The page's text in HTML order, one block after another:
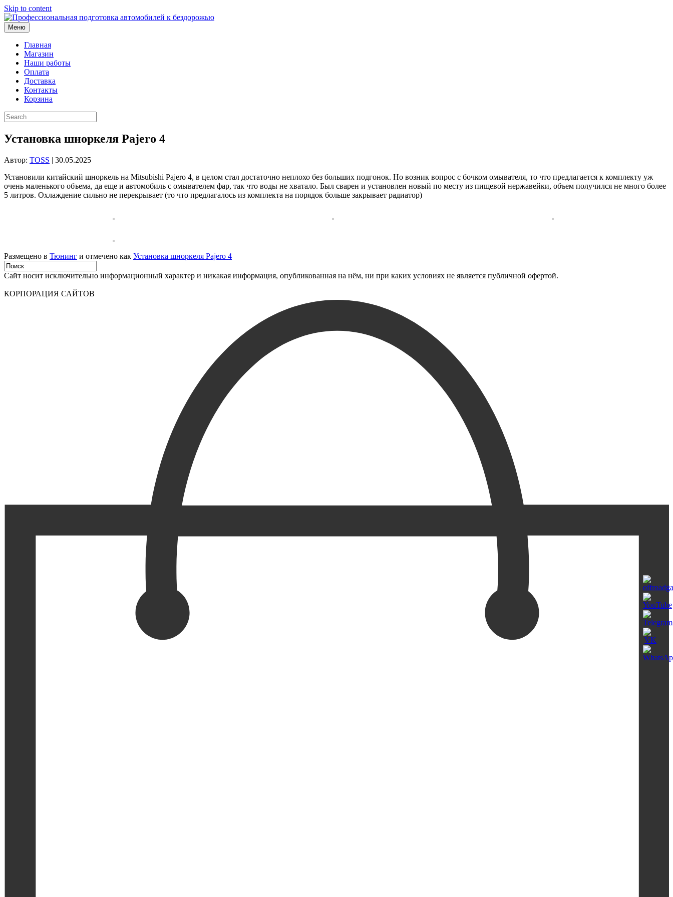
Skip to content
Меню
Главная
Магазин
Наши работы
Оплата
Доставка
Контакты
Корзина
Установка шноркеля Pajero 4
Автор: TOSS | 30.05.2025
Установили китайский шноркель на Mitsubishi Pajero 4, в целом стал достаточно неплохо без больших подгонок. Но возник вопрос с бочком омывателя, то что предлагается к комплекту уж
очень маленького объема, да еще и автомобиль с омывателем фар, так что воды не хватало. Был сварен и установлен новый по месту из пищевой нержавейки, объем получился не много более
5 литров. Охлаждение сильно не перекрывает (то что предлагалось из комплекта на порядок больше закрывает радиатор)
Размещено в Тюнинг и отмечено как Установка шноркеля Pajero 4
Сайт носит исключительно информационный характер и никакая информация, опубликованная на нём, ни при каких условиях не является публичной офертой.
КОРПОРАЦИЯ САЙТОВ